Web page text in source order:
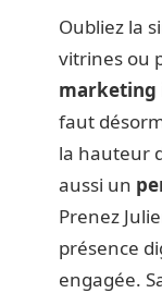
Oubliez la
vitrines ou
faut
la hauteur
aussi un
Prenez
présence
engagée.